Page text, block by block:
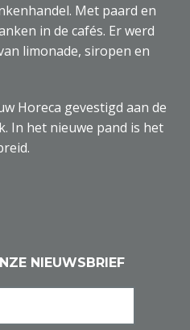
Met paard en
in de cafés. Er werd
limonade, siropen en
Horeca gevestigd aan de
In het nieuwe pand is het
NIEUWSBRIEF